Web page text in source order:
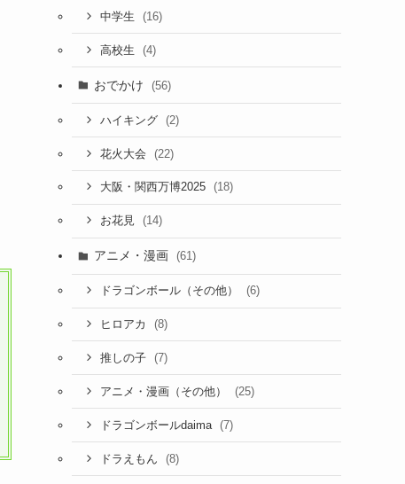
中学生 (16)
高校生 (4)
おでかけ (56)
ハイキング (2)
花火大会 (22)
大阪・関西万博2025 (18)
お花見 (14)
アニメ・漫画 (61)
ドラゴンボール（その他） (6)
ヒロアカ (8)
推しの子 (7)
アニメ・漫画（その他） (25)
ドラゴンボールdaima (7)
ドラえもん (8)